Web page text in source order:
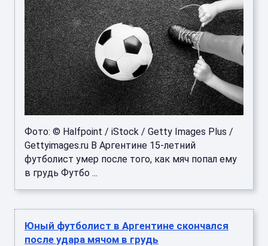
Фото: © Halfpoint / iStock / Getty Images Plus /
Gettyimages.ru В Аргентине 15‑летний
футболист умер после того, как мяч попал ему
в грудь Футбо ...
Юный футболист в Аргентине скончался
после удара мячом в грудь